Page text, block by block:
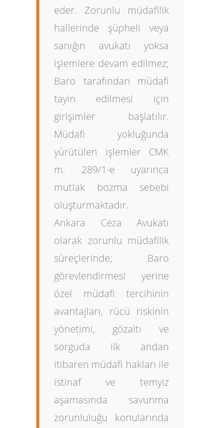
eder. Zorunlu müdafilik
hallerinde şüpheli veya
sanığın avukatı yoksa
işlemlere devam edilmez;
Baro tarafından müdafi
tayin edilmesi için
girişimler başlatılır.
Müdafi yokluğunda
yürütülen işlemler CMK
m. 289/1-e uyarınca
mutlak bozma sebebi
oluşturmaktadır.
Ankara Ceza Avukatı
olarak zorunlu müdafilik
süreçlerinde; Baro
görevlendirmesi yerine
özel müdafi tercihinin
avantajları, rücü riskinin
yönetimi, gözaltı ve
sorguda ilk andan
itibaren müdafi hakları ile
istinaf ve temyiz
aşamasında savunma
zorunluluğu konularında